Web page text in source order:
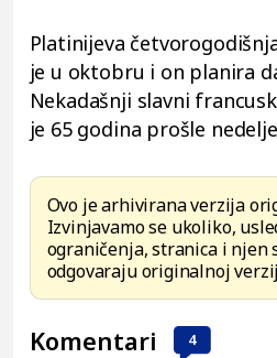
Platinijeva
je u oktobru i on planira
Nekadašnji slavni
je 65 godina prošle
Ovo je arhivirana verzija
Izvinjavamo se ukoliko,
ograničenja, stranica i njen
odgovaraju originalnoj
Komentari 4